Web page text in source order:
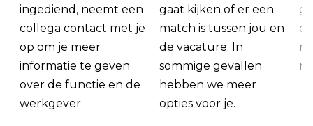
ingediend, neemt een
collega contact met je
op om je meer
informatie te geven
over de functie en de
werkgever.
gaat kijken of er een
match is tussen jou en
de vacature. In
sommige gevallen
hebben we meer
opties voor je.